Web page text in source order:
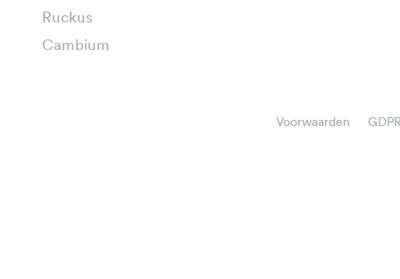
Ruckus
Cambium
Voorwaarden